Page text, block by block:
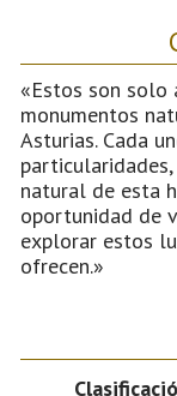
«Estos son solo
monumentos
Asturias. Cada
natural de esta
oportunidad de
explorar estos
ofrecen.»